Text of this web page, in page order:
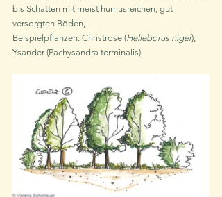
bis Schatten mit meist humusreichen, gut
versorgten Böden,
Beispielpflanzen: Christrose (Helleborus niger),
Ysander (Pachysandra terminalis)